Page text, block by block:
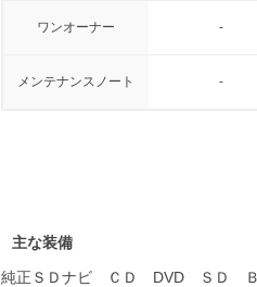
ワンオーナー -
メンテナンスノート -
主な装備
純正ＳＤナビ ＣＤ DVD ＳＤ Ｂ